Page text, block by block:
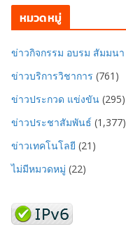
หมวดหมู่
ข่าวกิจกรรม อบรม สัมมนา
ข่าวบริการวิชาการ (761)
ข่าวประกวด แข่งขัน (295)
ข่าวประชาสัมพันธ์ (1,377)
ข่าวเทคโนโลยี (21)
ไม่มีหมวดหมู่ (22)